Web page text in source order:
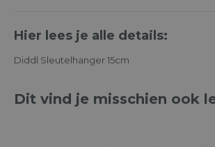
Hier lees je alle details:
Diddl Sleutelhanger 15cm
Dit vind je misschien ook